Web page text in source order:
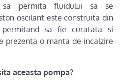
permita fluidului sa se
oscilant este construita din
sa fie curatata si
prezenta o manta de incalzire
aceasta pompa?